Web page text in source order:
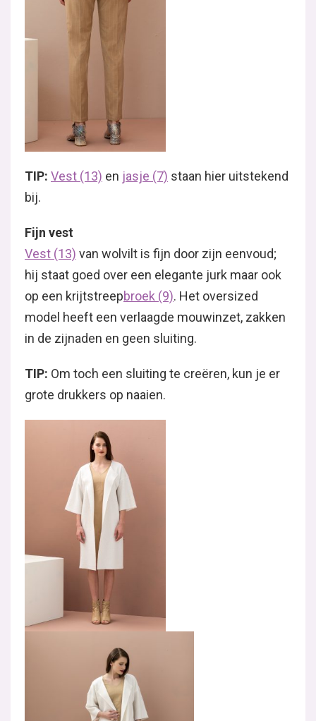
TIP: Vest (13) en jasje (7) staan hier uitstekend
bij.
Fijn vest
Vest (13) van wolvilt is fijn door zijn eenvoud;
hij staat goed over een elegante jurk maar ook
op een krijtstreepbroek (9). Het oversized
model heeft een verlaagde mouwinzet, zakken
in de zijnaden en geen sluiting.
TIP: Om toch een sluiting te creëren, kun je er
grote drukkers op naaien.